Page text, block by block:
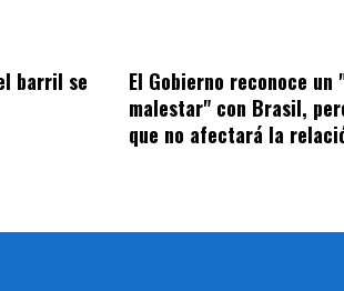
barril se
El Gobierno reconoce un
malestar" con Brasil,
que no afectará la